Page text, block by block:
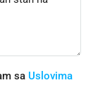
sa Uslovima